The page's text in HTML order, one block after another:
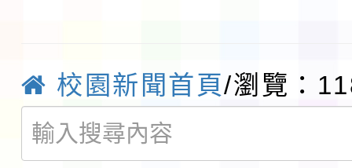
程
函轉國家通訊傳播委員
鎮韌性（防空）演習－
速演練執行計畫」
「115年金融知識線上
法」
本校115學年度第1學
校園新聞首頁/瀏覽：